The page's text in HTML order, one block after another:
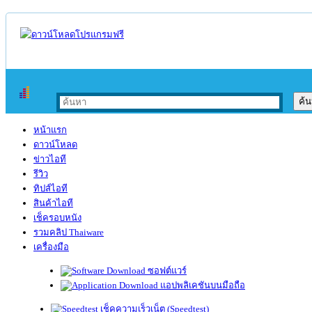
หน้าแรก
ดาวน์โหลด
ข่าวไอที
รีวิว
ทิปส์ไอที
สินค้าไอที
เช็ครอบหนัง
รวมคลิป Thaiware
เครื่องมือ
ซอฟต์แวร์
แอปพลิเคชันบนมือถือ
เช็คความเร็วเน็ต (Speedtest)